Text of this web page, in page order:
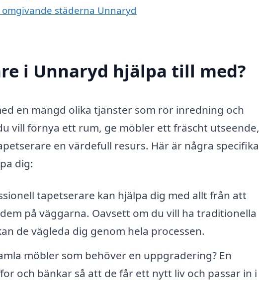
städerna Unnaryd
i Unnaryd hjälpa till med?
en mängd olika tjänster som rör inredning och
vill förnya ett rum, ge möbler ett fräscht utseende,
en värdefull resurs. Här är några specifika
dig:
tapetserare kan hjälpa dig med allt från att
på väggarna. Oavsett om du vill ha traditionella
de vägleda dig genom hela processen.
möbler som behöver en uppgradering? En
och bänkar så att de får ett nytt liv och passar in i